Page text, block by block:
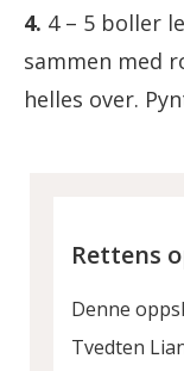
4 – 5 boller
sammen med
helles over.
Rettens
Denne
Tvedten